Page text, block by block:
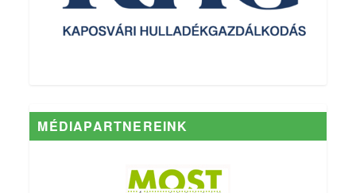
MÉDIAPARTNEREINK